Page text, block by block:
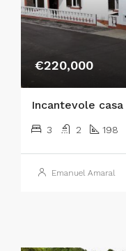
€220,000
3 2 198
Emanuel Amaral